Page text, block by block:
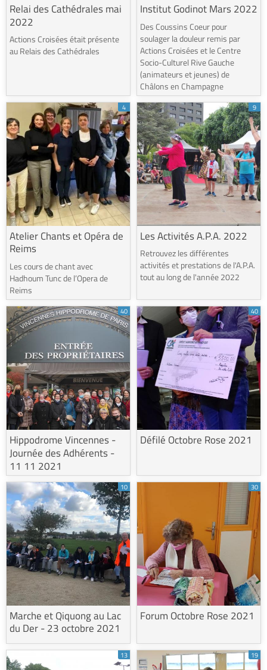
Relai des Cathédrales mai
2022
Actions Croisées était présente
au Relais des Cathédrales
Institut Godinot Mars 2022
Des Coussins Coeur pour
soulager la douleur remis par
Actions Croisées et le Centre
Socio-Culturel Rive Gauche
(animateurs et jeunes) de
Châlons en Champagne
4
Atelier Chants et Opéra de
Reims
Les cours de chant avec
Hadhoum Tunc de l’Opera de
Reims
9
Les Activités A.P.A. 2022
Retrouvez les différentes
activités et prestations de l'A.P.A.
tout au long de l'année 2022
40
Hippodrome Vincennes -
Journée des Adhérents -
11 11 2021
40
Défilé Octobre Rose 2021
10
Marche et Qiquong au Lac
du Der - 23 octobre 2021
30
Forum Octobre Rose 2021
13 19